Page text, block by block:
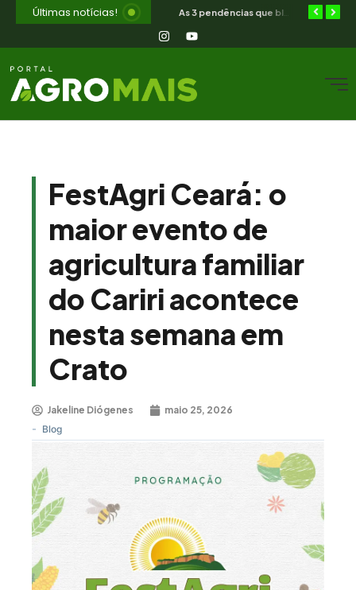
Últimas notícias!
FestAgri Ceará: o
maior evento de
agricultura familiar
do Cariri acontece
nesta semana em
Crato
Jakeline Diógenes maio 25, 2026
- Blog